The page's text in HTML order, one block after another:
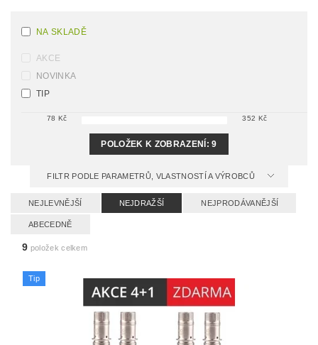
NA SKLADĚ
AKCE
NOVINKA
TIP
78 Kč 352 Kč
POLOŽEK K ZOBRAZENÍ:9
FILTR PODLE PARAMETRŮ, VLASTNOSTÍ A VÝROBCŮ
NEJLEVNĚJŠÍ NEJDRAŽŠÍ NEJPRODÁVANĚJŠÍ
ABECEDNĚ
9 položek celkem
Tip